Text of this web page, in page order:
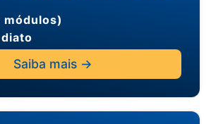
módulos)
Saiba mais ->